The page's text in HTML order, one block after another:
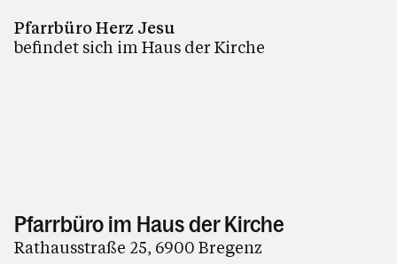
Pfarrbüro Herz Jesu
befindet sich im Haus der Kirche
Pfarrbüro im Haus der Kirche
Rathausstraße 25, 6900 Bregenz